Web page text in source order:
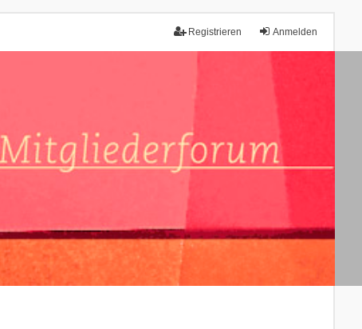
Anmelden
Registrieren